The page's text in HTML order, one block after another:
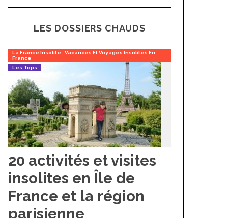
LES DOSSIERS CHAUDS
La France Insolite : Vacances Et Voyages Insolites En
France
Les Tops
20 activités et visites
insolites en Île de
France et la région
parisienne